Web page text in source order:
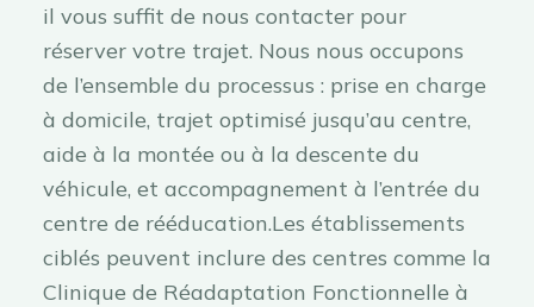
il vous suffit de nous contacter pour
réserver votre trajet. Nous nous occupons
de l’ensemble du processus : prise en charge
à domicile, trajet optimisé jusqu’au centre,
aide à la montée ou à la descente du
véhicule, et accompagnement à l’entrée du
centre de rééducation.Les établissements
ciblés peuvent inclure des centres comme la
Clinique de Réadaptation Fonctionnelle à